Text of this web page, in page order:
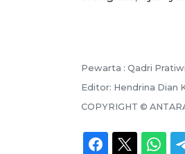
Pewarta : Qadri Pratiwi
Editor: Hendrina Dian
COPYRIGHT ©